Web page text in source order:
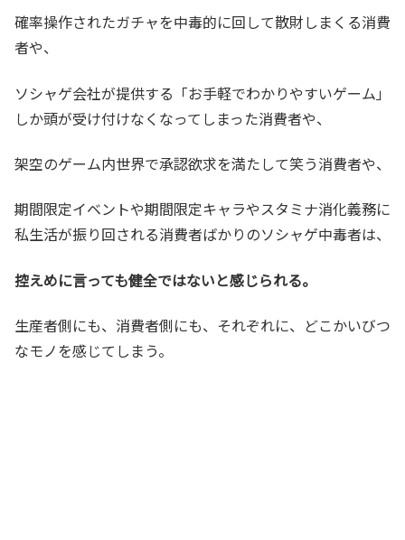
確率操作されたガチャを中毒的に回して散財しまくる消費
者や、
ソシャゲ会社が提供する「お手軽でわかりやすいゲーム」
しか頭が受け付けなくなってしまった消費者や、
架空のゲーム内世界で承認欲求を満たして笑う消費者や、
期間限定イベントや期間限定キャラやスタミナ消化義務に
私生活が振り回される消費者ばかりのソシャゲ中毒者は、
控えめに言っても健全ではないと感じられる。
生産者側にも、消費者側にも、それぞれに、どこかいびつ
なモノを感じてしまう。